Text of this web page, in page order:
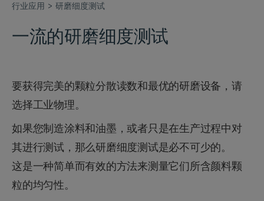
行业应用 研磨细度测试
一流的研磨细度测试
要获得完美的颗粒分散读数和最优的研磨设备，请
选择工业物理。
如果您制造涂料和油墨，或者只是在生产过程中对
其进行测试，那么研磨细度测试是必不可少的。
这是一种简单而有效的方法来测量它们所含颜料颗
粒的均匀性。